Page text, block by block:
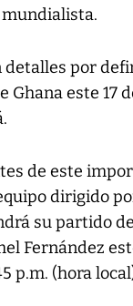
detalles por
Ghana este 17
de este
dirigido
su partido
Fernández
p.m. (hora